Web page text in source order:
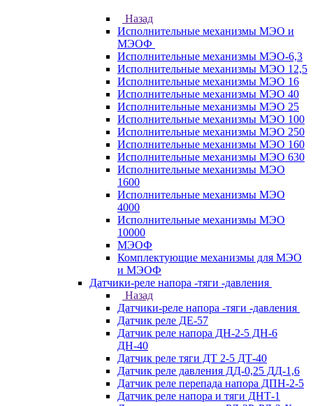
Назад
Исполнительные механизмы МЭО и
МЭОФ
Исполнительные механизмы МЭО-6,3
Исполнительные механизмы МЭО 12,5
Исполнительные механизмы МЭО 16
Исполнительные механизмы МЭО 40
Исполнительные механизмы МЭО 25
Исполнительные механизмы МЭО 100
Исполнительные механизмы МЭО 250
Исполнительные механизмы МЭО 160
Исполнительные механизмы МЭО 630
Исполнительные механизмы МЭО
1600
Исполнительные механизмы МЭО
4000
Исполнительные механизмы МЭО
10000
МЭОФ
Комплектующие механизмы для МЭО
и МЭОФ
Датчики-реле напора -тяги -давления
Назад
Датчики-реле напора -тяги -давления
Датчик реле ДЕ-57
Датчик реле напора ДН-2-5 ДН-6
ДН-40
Датчик реле тяги ДТ 2-5 ДТ-40
Датчик реле давления ДД-0,25 ДД-1,6
Датчик реле перепада напора ДПН-2-5
Датчик реле напора и тяги ДНТ-1